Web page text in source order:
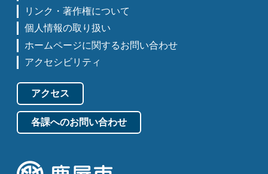
リンク・著作権について
個人情報の取り扱い
ホームページに関するお問い合わせ
アクセシビリティ
アクセス
各課へのお問い合わせ